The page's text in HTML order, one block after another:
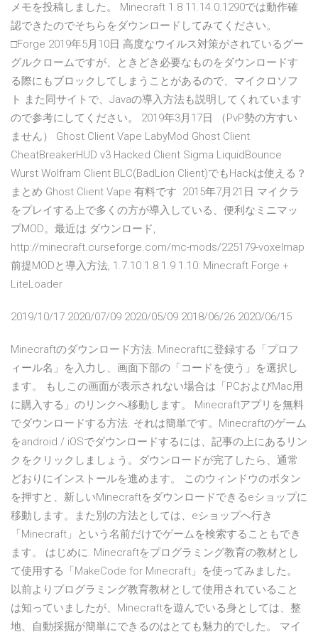
メモを投稿しました。 Minecraft 1.8 11.14.0.1290では動作確
認できたのでそちらをダウンロードしてみてください。
□Forge 2019年5月10日 高度なウイルス対策がされているグー
グルクロームですが、ときどき必要なものをダウンロードす
る際にもブロックしてしまうことがあるので、マイクロソフ
ト また同サイトで、Javaの導入方法も説明してくれています
ので参考にしてください。 2019年3月17日 （PvP勢の方すい
ません） Ghost Client Vape LabyMod Ghost Client
CheatBreakerHUD v3 Hacked Client Sigma LiquidBounce
Wurst Wolfram Client BLC(BadLion Client)でもHackは使える？
まとめ Ghost Client Vape 有料です 2015年7月21日 マイクラ
をプレイする上で多くの方が導入している、便利なミニマッ
プMOD。最近は ダウンロード,
http://minecraft.curseforge.com/mc-mods/225179-voxelmap
前提MODと導入方法, 1.7.10 1.8 1.9 1.10: Minecraft Forge +
LiteLoader
2019/10/17 2020/07/09 2020/05/09 2018/06/26 2020/06/15
Minecraftのダウンロード方法. Minecraftに登録する「プロフ
ィール名」を入力し、画面下部の「コードを使う」を選択し
ます。 もしこの画面が表示されない場合は「PCおよびMac用
に購入する」のリンクへ移動します。 Minecraftアプリを無料
でダウンロードする方法. それは簡単です。Minecraftのゲーム
をandroid / iOSでダウンロードするには、記事の上にあるリン
クをクリックしましょう。ダウンロードが完了したら、通常
どおりにインストールを進めます。 このウィンドウのボタン
を押すと、新しいMinecraftをダウンロードできるeショップに
移動します。また別の方法としては、eショップへ行き
「Minecraft」という名前だけでゲームを検索することもでき
ます。 はじめに. Minecraftをプログラミング教育の教材とし
て使用する「MakeCode for Minecraft」を使ってみました。
以前よりプログラミング教育教材として使用されていること
は知っていましたが、Minecraftを遊んでいる身としては、整
地、自動採掘が簡単にできるのはとても魅力的でした。 マイ